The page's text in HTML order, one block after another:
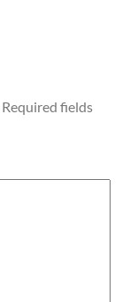
Required fields